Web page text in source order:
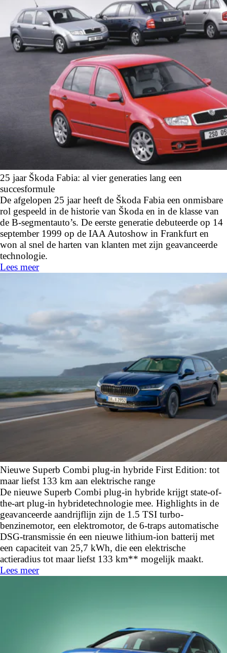
25 jaar Škoda Fabia: al vier generaties lang een
succesformule
De afgelopen 25 jaar heeft de Škoda Fabia een onmisbare
rol gespeeld in de historie van Škoda en in de klasse van
de B-segmentauto’s. De eerste generatie debuteerde op 14
september 1999 op de IAA Autoshow in Frankfurt en
won al snel de harten van klanten met zijn geavanceerde
technologie.
Lees meer
Nieuwe Superb Combi plug-in hybride First Edition: tot
maar liefst 133 km aan elektrische range
De nieuwe Superb Combi plug-in hybride krijgt state-of-
the-art plug-in hybridetechnologie mee. Highlights in de
geavanceerde aandrijflijn zijn de 1.5 TSI turbo-
benzinemotor, een elektromotor, de 6-traps automatische
DSG-transmissie én een nieuwe lithium-ion batterij met
een capaciteit van 25,7 kWh, die een elektrische
actieradius tot maar liefst 133 km** mogelijk maakt.
Lees meer